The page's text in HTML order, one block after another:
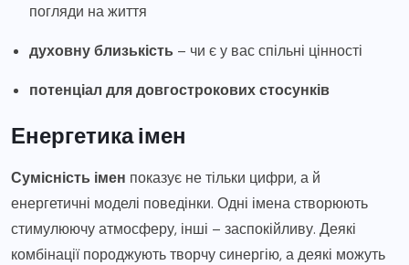
погляди на життя
духовну близькість – чи є у вас спільні цінності
потенціал для довгострокових стосунків
Енергетика імен
Сумісність імен показує не тільки цифри, а й
енергетичні моделі поведінки. Одні імена створюють
стимулюючу атмосферу, інші – заспокійливу. Деякі
комбінації породжують творчу синергію, а деякі можуть